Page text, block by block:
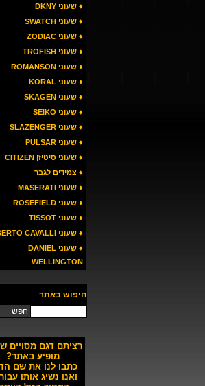
♦ שעוני DKNY
♦ שעוני SWATCH
♦ שעוני ZODIAC
♦ שעוני TROFISH
♦ שעוני ROMANSON
♦ שעוני KORAL
♦ שעוני SKAGEN
♦ שעוני SEIKO
♦ שעוני SLAZENGER
♦ שעוני PULSAR
♦ שעוני סיטיזן CITIZEN
♦ צמידים לגבר
♦ שעוני MASERATI
♦ שעוני ROSEFIELD
♦ שעוני TISSOT
♦ שעוני ROBERTO CAVALLI
♦ שעוני DANIEL
WELLINGTON
חיפוש באתר
חפש
רציתם דגם מסויים
מופיע באתר?
כתבו לנו את שם
ואנו נשיג אותו